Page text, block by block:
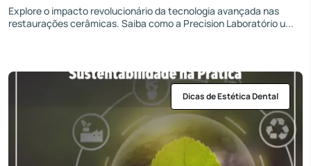
Explore o impacto revolucionário da tecnologia avançada nas
restaurações cerâmicas. Saiba como a Precision Laboratório u...
Dicas de Estética Dental